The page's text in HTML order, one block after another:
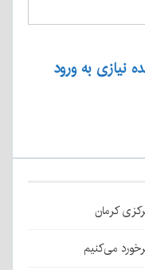
نیازی به ورود
کرمان
می‌کنیم